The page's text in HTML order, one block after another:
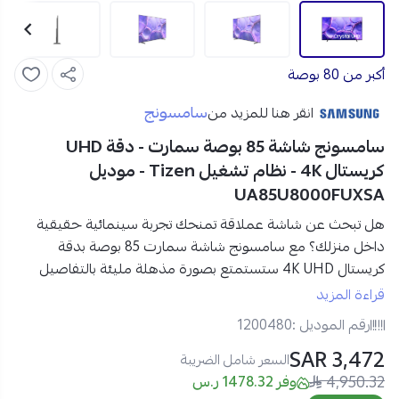
أكبر من 80 بوصة
انقر هنا للمزيد منسامسونج
سامسونج شاشة 85 بوصة سمارت - دقة UHD
كريستال 4K - نظام تشغيل Tizen - موديل
UA85U8000FUXSA
هل تبحث عن شاشة عملاقة تمنحك تجربة سينمائية حقيقية
داخل منزلك؟ مع
سامسونج شاشة سمارت 85 بوصة بدقة
كريستال 4K UHD
ستستمتع بصورة مذهلة مليئة بالتفاصيل
والألوان الواقعية. لتحسين جودة المحتوى المعروض، إلى جانب
نظام تشغيل Tizen الذكي
، مع حماية متقدمة للخصوصية بفضل
Samsung Knox Security.
مواصفات سامسونج شاشة 85 بوصة سمارت في السعودية:
قراءة المزيد
رقم الموديل :1200480
3,472 SAR السعر شامل الضريبة
4,950.32 وفر 1478.32 ر.س